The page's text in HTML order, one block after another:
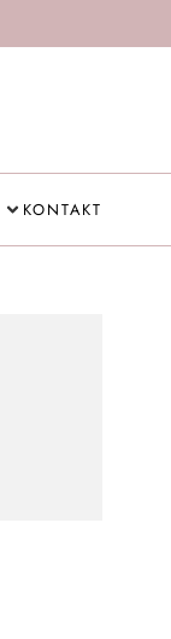
KONTAKT